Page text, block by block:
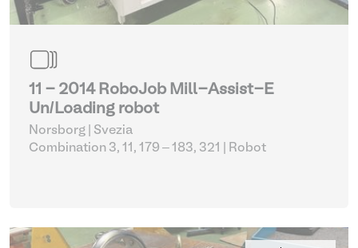
11 - 2014 RoboJob Mill-Assist-E
Un/Loading robot
Norsborg | Svezia
Combination 3, 11, 179 – 183, 321
| Robot